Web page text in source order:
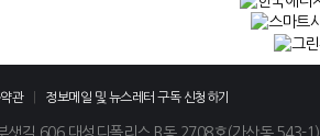
관 정보메일 및 뉴스레터 구독 신청하기
샛길 606 대성디폴리스 B동 2708호(가산동 543-1)